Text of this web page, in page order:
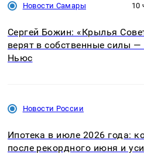
Новости Самары 10
Сергей Божин: «Крылья
верят в собственные силы —
Ньюс
Новости России
Ипотека в июле 2026 года:
после рекордного июня и